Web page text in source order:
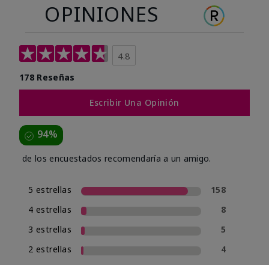
OPINIONES
4.8
178 Reseñas
Escribir Una Opinión
94%
de los encuestados recomendaría a un amigo.
5 estrellas
158
4 estrellas
8
3 estrellas
5
2 estrellas
4